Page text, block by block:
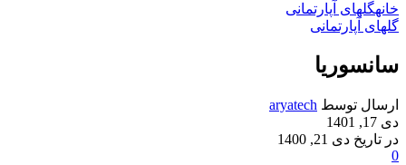
خانهگلهای آپارتمانی
گلهای آپارتمانی
سانسوریا
ارسال توسط aryatech
دی 17, 1401
در تاریخ دی 21, 1400
0